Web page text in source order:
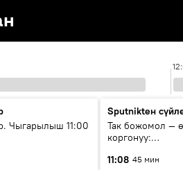
Чыгарылыш 11:00
Sputnikteн
Так божомол —
коргонуу:
кантип
11:08 45 мин